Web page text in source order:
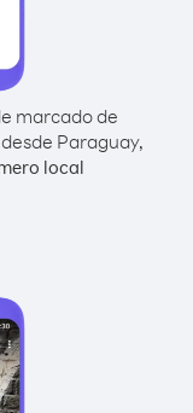
marcado de
Paraguay,
local